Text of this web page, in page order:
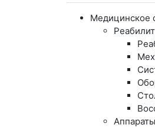
Медицинское